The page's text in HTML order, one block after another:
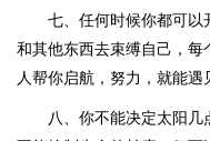
七、任何时候你都可以
和其他东西去束缚自己，
人帮你启航，努力，就能遇
八、你不能决定太阳